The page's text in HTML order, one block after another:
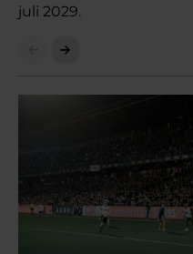
juli 2029.